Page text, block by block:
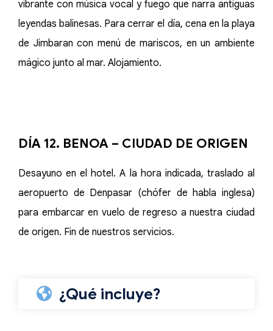
vibrante con música vocal y fuego que narra antiguas
leyendas balinesas. Para cerrar el día, cena en la playa
de Jimbaran con menú de mariscos, en un ambiente
mágico junto al mar. Alojamiento.
DÍA 12. BENOA – CIUDAD DE ORIGEN
Desayuno en el hotel. A la hora indicada, traslado al
aeropuerto de Denpasar (chófer de habla inglesa)
para embarcar en vuelo de regreso a nuestra ciudad
de origen. Fin de nuestros servicios.
¿Qué incluye?